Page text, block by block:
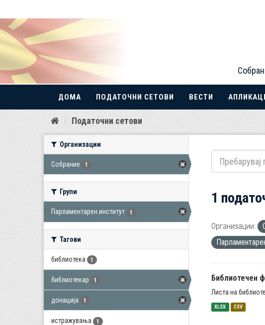
Прескокнете
ДОМА ПОДАТОЧНИ СЕТОВИ ВЕСТИ
Податочни сетови
Организации
Собрание 1
Групи
Парламентарен институт 1
Тагови
библиотека 1
библиотекар 1
донација 1
истражувања 1
1
Организации:
Библиотечен
Листа на
XLSX CSV